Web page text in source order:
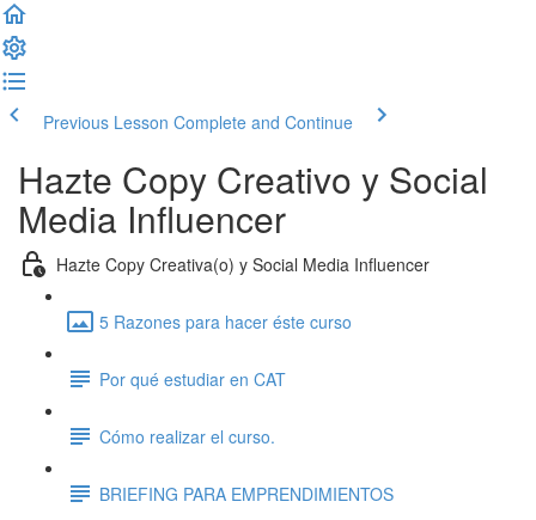
Previous Lesson Complete and Continue
Hazte Copy Creativo y Social
Media Influencer
Hazte Copy Creativa(o) y Social Media Influencer
5 Razones para hacer éste curso
Por qué estudiar en CAT
Cómo realizar el curso.
BRIEFING PARA EMPRENDIMIENTOS